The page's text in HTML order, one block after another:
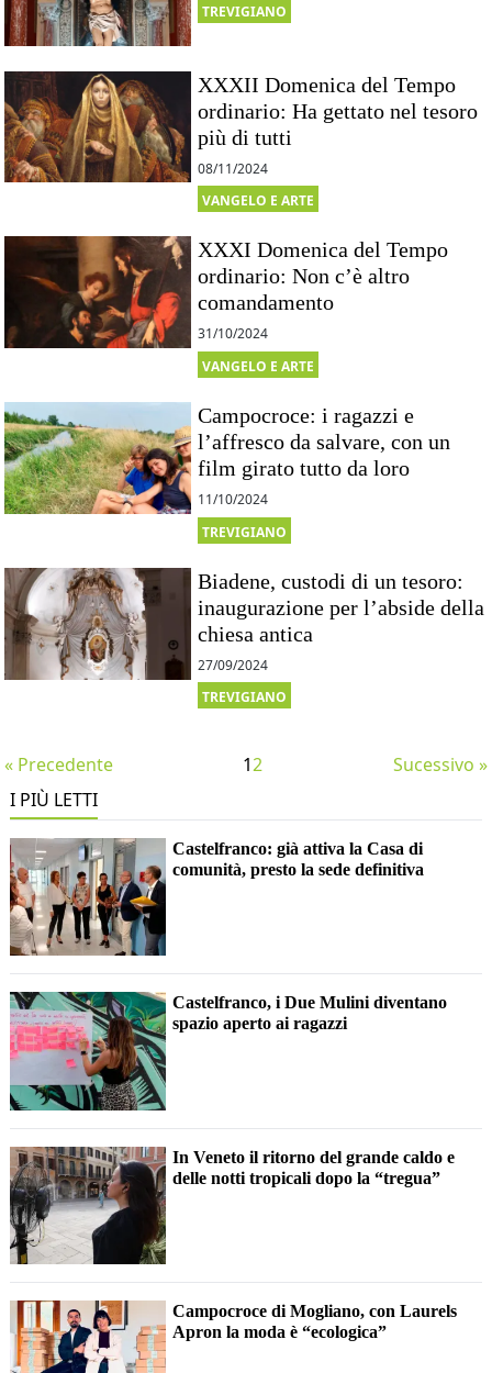
TREVIGIANO
XXXII Domenica del Tempo
ordinario: Ha gettato nel tesoro
più di tutti
08/11/2024
VANGELO E ARTE
XXXI Domenica del Tempo
ordinario: Non c’è altro
comandamento
31/10/2024
VANGELO E ARTE
Campocroce: i ragazzi e
l’affresco da salvare, con un
film girato tutto da loro
11/10/2024
TREVIGIANO
Biadene, custodi di un tesoro:
inaugurazione per l’abside della
chiesa antica
27/09/2024
TREVIGIANO
« Precedente 12
Sucessivo »
I PIÙ LETTI
Castelfranco: già attiva la Casa di
comunità, presto la sede definitiva
Castelfranco, i Due Mulini diventano
spazio aperto ai ragazzi
In Veneto il ritorno del grande caldo e
delle notti tropicali dopo la “tregua”
Campocroce di Mogliano, con Laurels
Apron la moda è “ecologica”